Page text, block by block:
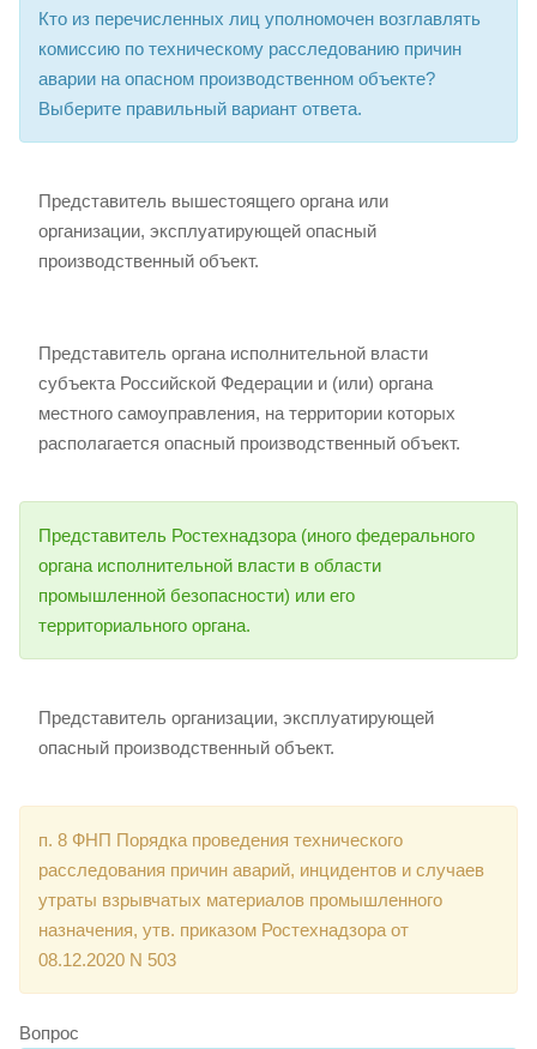
Кто из перечисленных лиц уполномочен возглавлять
комиссию по техническому расследованию причин
аварии на опасном производственном объекте?
Выберите правильный вариант ответа.
Представитель вышестоящего органа или
организации, эксплуатирующей опасный
производственный объект.
Представитель органа исполнительной власти
субъекта Российской Федерации и (или) органа
местного самоуправления, на территории которых
располагается опасный производственный объект.
Представитель Ростехнадзора (иного федерального
органа исполнительной власти в области
промышленной безопасности) или его
территориального органа.
Представитель организации, эксплуатирующей
опасный производственный объект.
п. 8 ФНП Порядка проведения технического
расследования причин аварий, инцидентов и случаев
утраты взрывчатых материалов промышленного
назначения, утв. приказом Ростехнадзора от
08.12.2020 N 503
Вопрос